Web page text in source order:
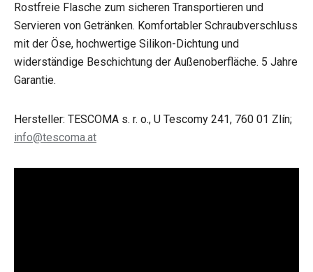
Rostfreie Flasche zum sicheren Transportieren und
Servieren von Getränken. Komfortabler Schraubverschluss
mit der Öse, hochwertige Silikon-Dichtung und
widerständige Beschichtung der Außenoberfläche. 5 Jahre
Garantie.
Hersteller: TESCOMA s. r. o., U Tescomy 241, 760 01 Zlín;
info@tescoma.at